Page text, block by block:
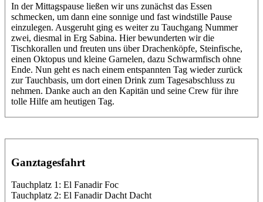
In der Mittagspause ließen wir uns zunächst das Essen
schmecken, um dann eine sonnige und fast windstille Pause
einzulegen. Ausgeruht ging es weiter zu Tauchgang Nummer
zwei, diesmal in Erg Sabina. Hier bewunderten wir die
Tischkorallen und freuten uns über Drachenköpfe, Steinfische,
einen Oktopus und kleine Garnelen, dazu Schwarmfisch ohne
Ende. Nun geht es nach einem entspannten Tag wieder zurück
zur Tauchbasis, um dort einen Drink zum Tagesabschluss zu
nehmen. Danke auch an den Kapitän und seine Crew für ihre
tolle Hilfe am heutigen Tag.
Ganztagesfahrt
Tauchplatz 1: El Fanadir Foc
Tauchplatz 2: El Fanadir Dacht Dacht